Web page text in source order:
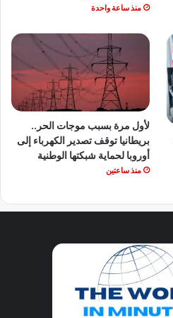
منذ ساعة واحدة
لأول مرة بسبب موجات الحر..
بريطانيا توقف تصدير الكهرباء إلى
أوروبا لحماية شبكتها الوطنية
منذ ساعتين